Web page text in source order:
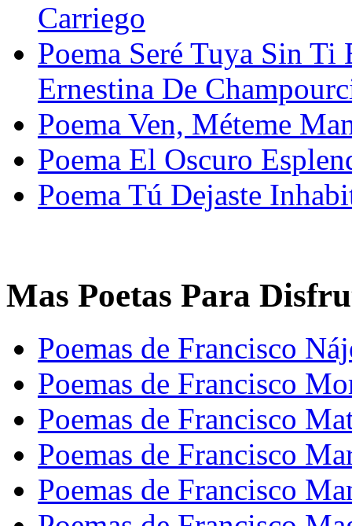
Carriego
Poema Seré Tuya Sin
Ernestina De
Poema Ven, Méteme
Poema El Oscuro
Poema Tú Dejaste
Mas Poetas Para
Poemas de Francisco
Poemas de Francisco
Poemas de Francisco
Poemas de Francisco
Poemas de Francisco